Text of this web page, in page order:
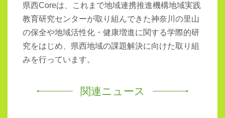
県西Coreは、これまで地域連携推進機構地域実践
教育研究センターが取り組んできた神奈川の里山
の保全や地域活性化・健康増進に関する学際的研
究をはじめ、県西地域の課題解決に向けた取り組
みを行っています。
関連ニュース